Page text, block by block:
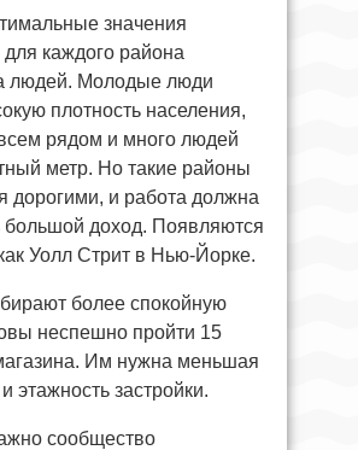
значения
для каждого района
людей. Молодые люди
плотность населения,
рядом и много людей
метр. Но такие районы
дорогими, и работа должна
большой доход. Появляются
Уолл Стрит в Нью-Йорке.
более спокойную
неспешно пройти 15
Им нужна меньшая
этажность застройки.
сообщество